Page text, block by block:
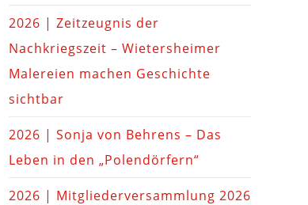
2026 | Zeitzeugnis der
Nachkriegszeit – Wietersheimer
Malereien machen Geschichte
sichtbar
2026 | Sonja von Behrens – Das
Leben in den „Polendörfern“
2026 | Mitgliederversammlung 2026